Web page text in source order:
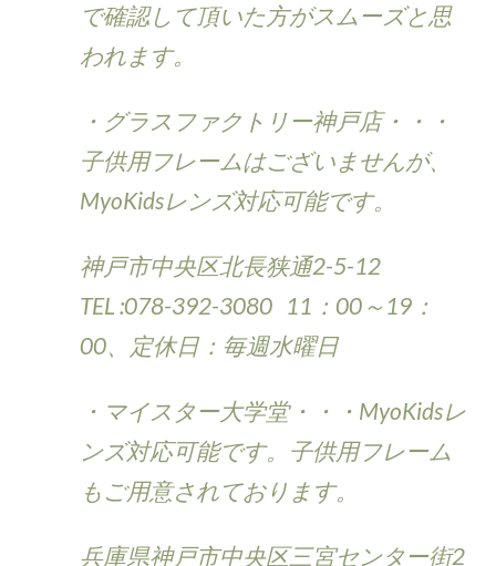
で確認して頂いた方がスムーズと思
われます。
・グラスファクトリー神戸店・・・
子供用フレームはございませんが、
MyoKidsレンズ対応可能です。
神戸市中央区北長狭通2-5-12
TEL :078-392-3080 11：00～19：
00、定休日：毎週水曜日
・マイスター大学堂・・・MyoKidsレ
ンズ対応可能です。子供用フレーム
もご用意されております。
兵庫県神戸市中央区三宮センター街2